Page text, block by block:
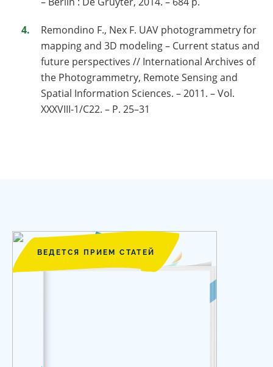
Remondino F., Nex F. UAV photogrammetry for
mapping and 3D modeling – Current status and
future perspectives // International Archives of
the Photogrammetry, Remote Sensing and
Spatial Information Sciences. – 2011. – Vol.
XXXVIII-1/C22. – P. 25–31
ВЕДЕТСЯ ПРИЕМ СТАТЕЙ